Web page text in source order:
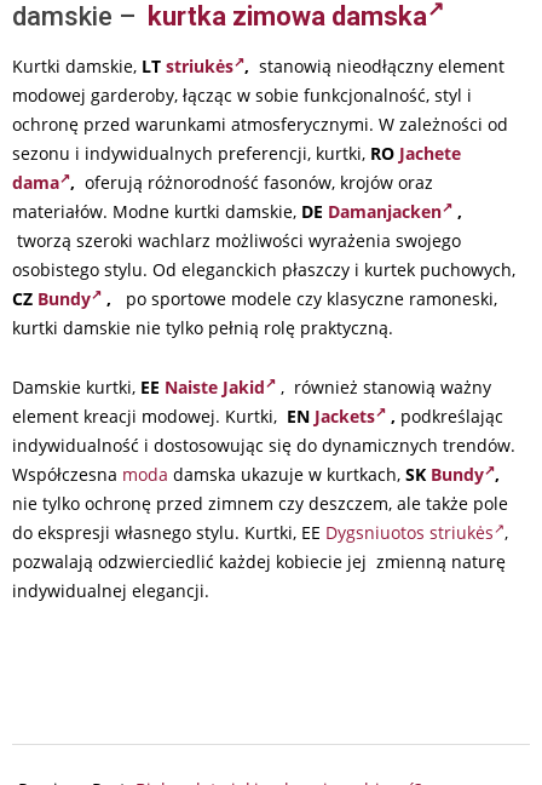
damskie – kurtka zimowa damska
Kurtki damskie, LT striukės , stanowią nieodłączny element
modowej garderoby, łącząc w sobie funkcjonalność, styl i
ochronę przed warunkami atmosferycznymi. W zależności od
sezonu i indywidualnych preferencji, kurtki, RO Jachete
dama , oferują różnorodność fasonów, krojów oraz
materiałów. Modne kurtki damskie, DE Damanjacken
,
tworzą szeroki wachlarz możliwości wyrażenia swojego
osobistego stylu. Od eleganckich płaszczy i kurtek puchowych,
CZ Bundy ,
po sportowe modele czy klasyczne ramoneski,
kurtki damskie nie tylko pełnią rolę praktyczną.
Damskie kurtki, EE Naiste Jakid
, również stanowią ważny
element kreacji modowej. Kurtki, EN Jackets , podkreślając
indywidualność i dostosowując się do dynamicznych trendów.
Współczesna moda damska ukazuje w kurtkach, SK Bundy ,
nie tylko ochronę przed zimnem czy deszczem, ale także pole
do ekspresji własnego stylu. Kurtki, EE Dygsniuotos striukės ,
pozwalają odzwierciedlić każdej kobiecie jej zmienną naturę
indywidualnej elegancji.